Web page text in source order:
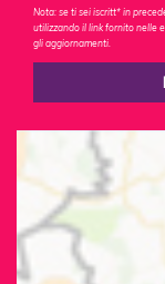
Nota: se ti sei iscritt* in
utilizzando il link fornito nelle
gli aggiornamenti.